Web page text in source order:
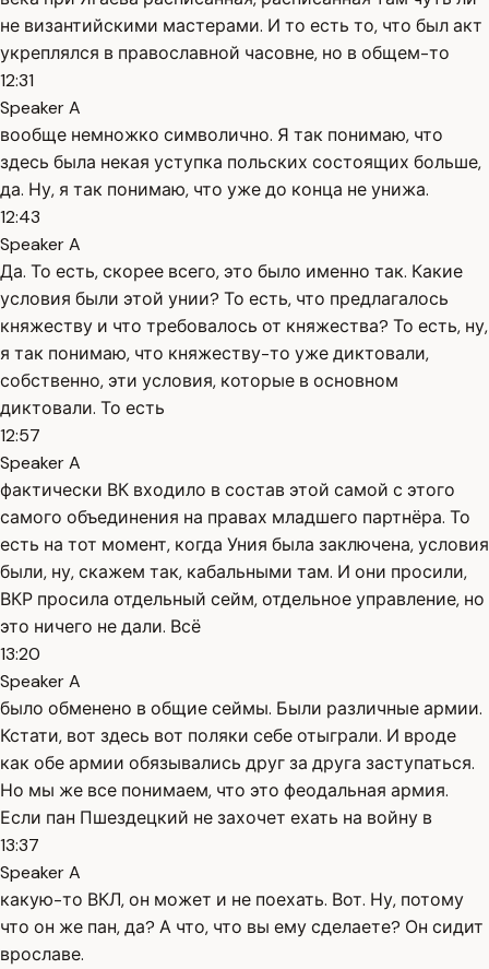
не византийскими мастерами. И то есть то, что был акт
укреплялся в православной часовне, но в общем-то
12:31
Speaker A
вообще немножко символично. Я так понимаю, что
здесь была некая уступка польских состоящих больше,
да. Ну, я так понимаю, что уже до конца не унижа.
12:43
Speaker A
Да. То есть, скорее всего, это было именно так. Какие
условия были этой унии? То есть, что предлагалось
княжеству и что требовалось от княжества? То есть, ну,
я так понимаю, что княжеству-то уже диктовали,
собственно, эти условия, которые в основном
диктовали. То есть
12:57
Speaker A
фактически ВК входило в состав этой самой с этого
самого объединения на правах младшего партнёра. То
есть на тот момент, когда Уния была заключена, условия
были, ну, скажем так, кабальными там. И они просили,
ВКР просила отдельный сейм, отдельное управление, но
это ничего не дали. Всё
13:20
Speaker A
было обменено в общие сеймы. Были различные армии.
Кстати, вот здесь вот поляки себе отыграли. И вроде
как обе армии обязывались друг за друга заступаться.
Но мы же все понимаем, что это феодальная армия.
Если пан Пшездецкий не захочет ехать на войну в
13:37
Speaker A
какую-то ВКЛ, он может и не поехать. Вот. Ну, потому
что он же пан, да? А что, что вы ему сделаете? Он сидит
врославе.